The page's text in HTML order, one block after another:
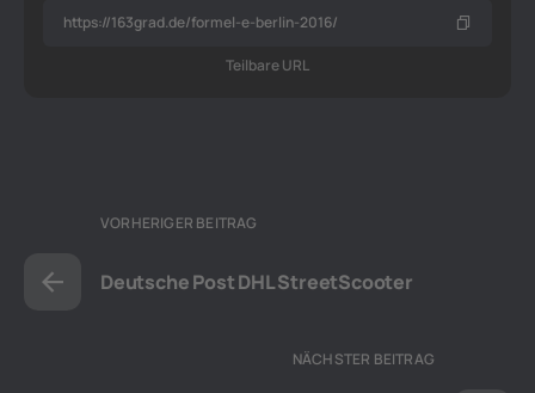
Teilbare URL
VORHERIGER BEITRAG
Deutsche Post DHL StreetScooter
NÄCHSTER BEITRAG